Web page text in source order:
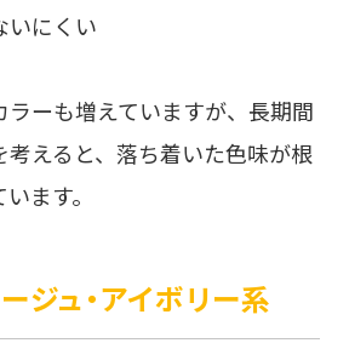
いにくい
ラーも増えていますが、長期間
えると、落ち着いた色味が根
ます。
ジュ・アイボリー系